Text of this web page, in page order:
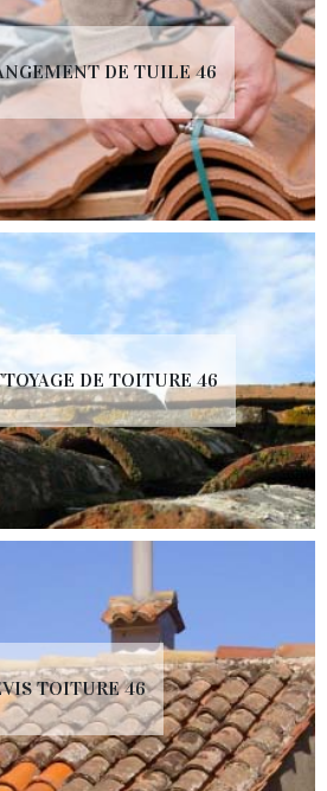
DE TUILE 46
DE TOITURE 46
TOITURE 46